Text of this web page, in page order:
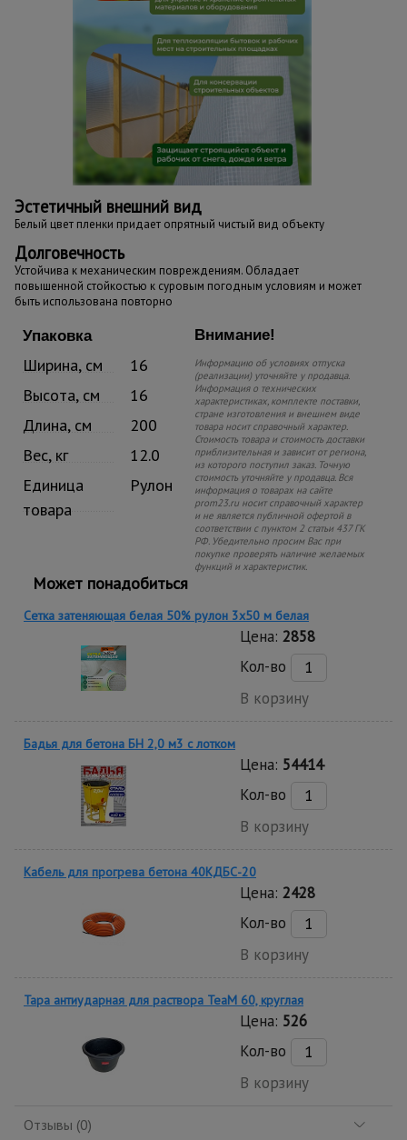
Эстетичный внешний вид
Белый цвет пленки придает опрятный чистый вид объекту
Долговечность
Устойчива к механическим повреждениям. Обладает
повышенной стойкостью к суровым погодным условиям и может
быть использована повторно
Упаковка
Ширина, см
16
Высота, см
16
Длина, см
200
Вес, кг
12.0
Единица
товара
Рулон
Внимание!
Информацию об условиях отпуска
(реализации) уточняйте у продавца.
Информация о технических
характеристиках, комплекте поставки,
стране изготовления и внешнем виде
товара носит справочный характер.
Стоимость товара и стоимость доставки
приблизительная и зависит от региона,
из которого поступил заказ. Точную
стоимость уточняйте у продавца. Вся
информация о товарах на сайте
prom23.ru носит справочный характер
и не является публичной офертой в
соответствии с пунктом 2 статьи 437 ГК
РФ. Убедительно просим Вас при
покупке проверять наличие желаемых
функций и характеристик.
Может понадобиться
Сетка затеняющая белая 50% рулон 3х50 м белая
Цена: 2858
Кол-во
В корзину
Бадья для бетона БН 2,0 м3 с лотком
Цена: 54414
Кол-во
В корзину
Кабель для прогрева бетона 40КДБС-20
Цена: 2428
Кол-во
В корзину
Тара антиударная для раствора TeaM 60, круглая
Цена: 526
Кол-во
В корзину
Отзывы (0)